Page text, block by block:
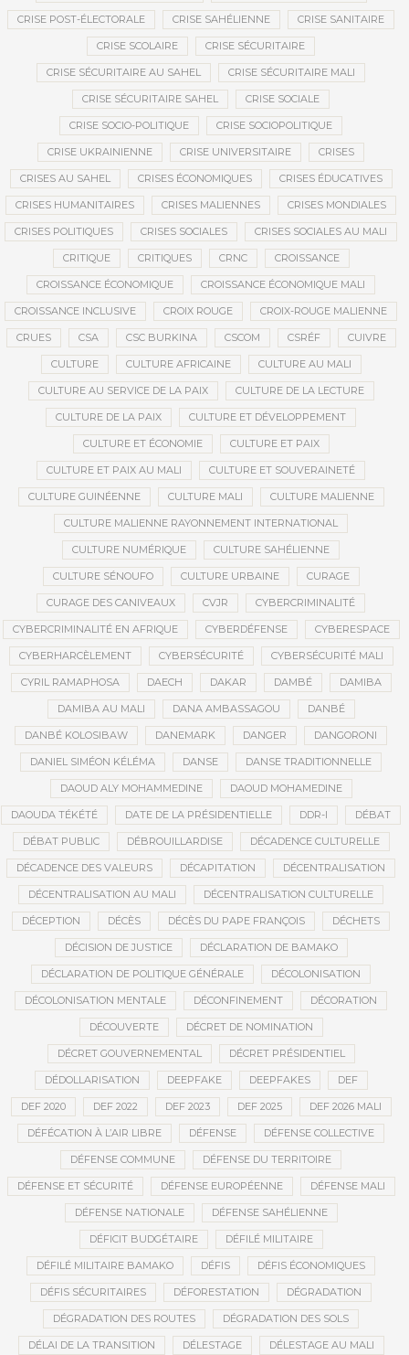
CRISE POST-ÉLECTORALE CRISE SAHÉLIENNE CRISE SANITAIRE
CRISE SCOLAIRE CRISE SÉCURITAIRE
CRISE SÉCURITAIRE AU SAHEL CRISE SÉCURITAIRE MALI
CRISE SÉCURITAIRE SAHEL CRISE SOCIALE
CRISE SOCIO-POLITIQUE CRISE SOCIOPOLITIQUE
CRISE UKRAINIENNE CRISE UNIVERSITAIRE CRISES
CRISES AU SAHEL CRISES ÉCONOMIQUES CRISES ÉDUCATIVES
CRISES HUMANITAIRES CRISES MALIENNES CRISES MONDIALES
CRISES POLITIQUES CRISES SOCIALES CRISES SOCIALES AU MALI
CRITIQUE CRITIQUES CRNC CROISSANCE
CROISSANCE ÉCONOMIQUE CROISSANCE ÉCONOMIQUE MALI
CROISSANCE INCLUSIVE CROIX ROUGE CROIX-ROUGE MALIENNE
CRUES CSA CSC BURKINA CSCOM CSRÉF CUIVRE
CULTURE CULTURE AFRICAINE CULTURE AU MALI
CULTURE AU SERVICE DE LA PAIX CULTURE DE LA LECTURE
CULTURE DE LA PAIX CULTURE ET DÉVELOPPEMENT
CULTURE ET ÉCONOMIE CULTURE ET PAIX
CULTURE ET PAIX AU MALI CULTURE ET SOUVERAINETÉ
CULTURE GUINÉENNE CULTURE MALI CULTURE MALIENNE
CULTURE MALIENNE RAYONNEMENT INTERNATIONAL
CULTURE NUMÉRIQUE CULTURE SAHÉLIENNE
CULTURE SÉNOUFO CULTURE URBAINE CURAGE
CURAGE DES CANIVEAUX CVJR CYBERCRIMINALITÉ
CYBERCRIMINALITÉ EN AFRIQUE CYBERDÉFENSE CYBERESPACE
CYBERHARCÈLEMENT CYBERSÉCURITÉ CYBERSÉCURITÉ MALI
CYRIL RAMAPHOSA DAECH DAKAR DAMBÉ DAMIBA
DAMIBA AU MALI DANA AMBASSAGOU DANBÉ
DANBÉ KOLOSIBAW DANEMARK DANGER DANGORONI
DANIEL SIMÉON KÉLÉMA DANSE DANSE TRADITIONNELLE
DAOUD ALY MOHAMMEDINE DAOUD MOHAMEDINE
DAOUDA TÉKÉTÉ DATE DE LA PRÉSIDENTIELLE DDR-I DÉBAT
DÉBAT PUBLIC DÉBROUILLARDISE DÉCADENCE CULTURELLE
DÉCADENCE DES VALEURS DÉCAPITATION DÉCENTRALISATION
DÉCENTRALISATION AU MALI DÉCENTRALISATION CULTURELLE
DÉCEPTION DÉCÈS DÉCÈS DU PAPE FRANÇOIS DÉCHETS
DÉCISION DE JUSTICE DÉCLARATION DE BAMAKO
DÉCLARATION DE POLITIQUE GÉNÉRALE DÉCOLONISATION
DÉCOLONISATION MENTALE DÉCONFINEMENT DÉCORATION
DÉCOUVERTE DÉCRET DE NOMINATION
DÉCRET GOUVERNEMENTAL DÉCRET PRÉSIDENTIEL
DÉDOLLARISATION DEEPFAKE DEEPFAKES DEF
DEF 2020 DEF 2022 DEF 2023 DEF 2025 DEF 2026 MALI
DÉFÉCATION À L’AIR LIBRE DÉFENSE DÉFENSE COLLECTIVE
DÉFENSE COMMUNE DÉFENSE DU TERRITOIRE
DÉFENSE ET SÉCURITÉ DÉFENSE EUROPÉENNE DÉFENSE MALI
DÉFENSE NATIONALE DÉFENSE SAHÉLIENNE
DÉFICIT BUDGÉTAIRE DÉFILÉ MILITAIRE
DÉFILÉ MILITAIRE BAMAKO DÉFIS DÉFIS ÉCONOMIQUES
DÉFIS SÉCURITAIRES DÉFORESTATION DÉGRADATION
DÉGRADATION DES ROUTES DÉGRADATION DES SOLS
DÉLAI DE LA TRANSITION DÉLESTAGE DÉLESTAGE AU MALI